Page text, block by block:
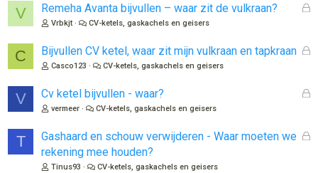
V
G
l
n
Remeha Avanta bijvullen – waar zit de vulkraan?
Vrbkjt CV-ketels, gaskachels en geisers
C
G
l
n
Bijvullen CV ketel, waar zit mijn vulkraan en tapkraan
Casco123 CV-ketels, gaskachels en geisers
V
G
l
Cv ketel bijvullen - waar?
vermeer CV-ketels, gaskachels en geisers
T
G
Gashaard en schouw verwijderen - Waar moeten we
rekening mee houden?
Tinus93 CV-ketels, gaskachels en geisers